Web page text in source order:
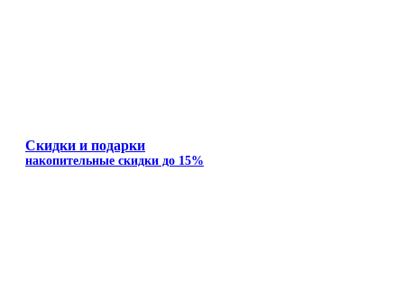
Скидки и подарки
накопительные скидки до 15%